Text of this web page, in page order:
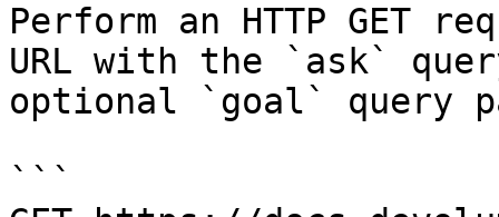
Perform an HTTP GET
URL with the `ask`
optional `goal` query
```